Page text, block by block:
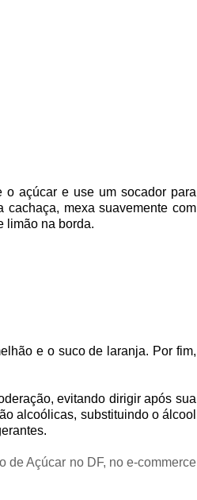
açúcar e use um socador para
mexa suavemente com
limão na borda.
e o suco de laranja. Por fim,
evitando dirigir após sua
alcoólicas, substituindo o álcool
de Açúcar no DF, no e-commerce